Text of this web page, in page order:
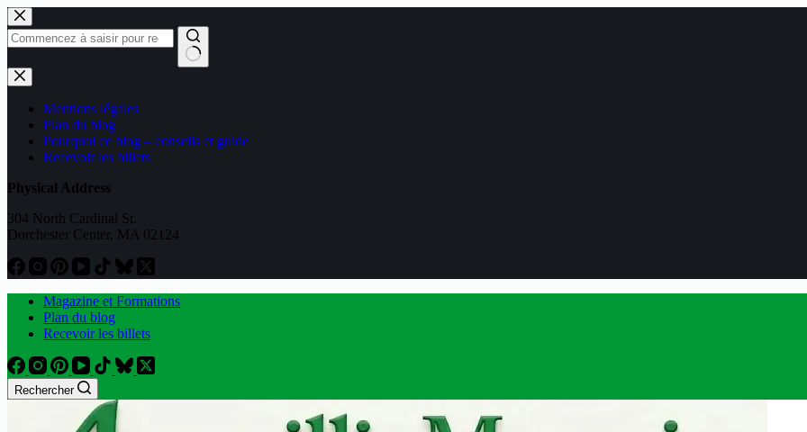
Passer
au
contenu
Aucun
résultat
Mentions légales
Plan du blog
Pourquoi ce blog – conseils et guide
Recevoir les billets
Physical Address
304 North Cardinal St.
Dorchester Center, MA 02124
Magazine et Formations
Plan du blog
Recevoir les billets
Rechercher